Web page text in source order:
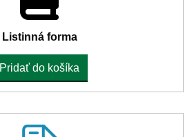
Listinná forma
Pridať do košíka